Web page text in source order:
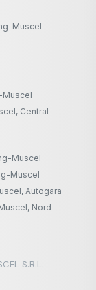
Muscel
Muscel
Central
Muscel
Muscel
Autogara
Nord
S.R.L.